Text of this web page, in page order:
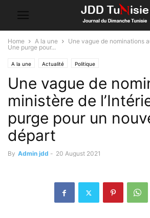
Home A la une
Une vague de nominations
Une purge pour...
A la une Actualité Politique
Une vague de
ministère de
purge pour un
départ
By Admin jdd - 20 August 2021